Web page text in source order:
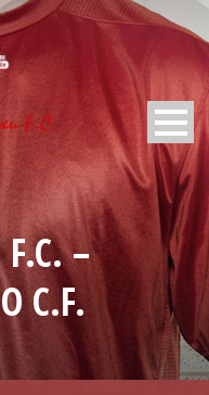
–
C.F.